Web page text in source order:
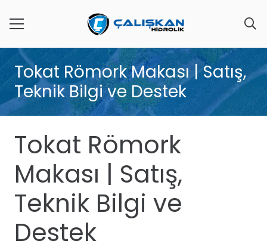
Tokat Römork Makası | Satış,
Teknik Bilgi ve Destek
Tokat Römork
Makası | Satış,
Teknik Bilgi ve
Destek